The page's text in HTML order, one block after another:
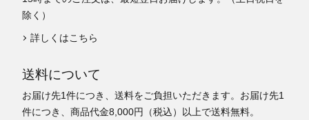
除く）
詳しくはこちら
送料について
お届け先1件につき、送料をご負担いただきます。お届け先1
件につき、商品代金8,000円（税込）以上で送料無料。